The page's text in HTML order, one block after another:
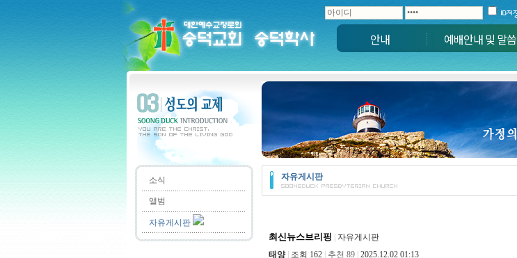
안내 예배안내 및 말씀
소식
앨범
자유게시판
자유게시판
최신뉴스브리핑
자유게시판
태양
조회 162 추천 89 2025.12.02 01:13